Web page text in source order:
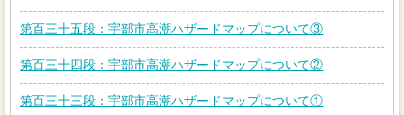
第百三十五段：宇部市高潮ハザードマップについて③
第百三十四段：宇部市高潮ハザードマップについて②
第百三十三段：宇部市高潮ハザードマップについて①